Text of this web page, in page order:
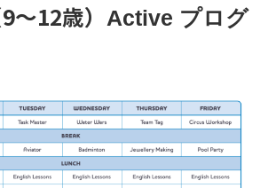
〜12歳） Active プログ